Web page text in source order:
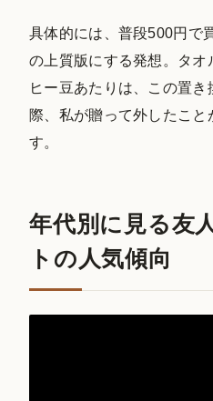
具体的には、普段500円で
の上質版にする発想。タ
ヒー豆あたりは、この置
際、私が贈って外したこ
す。
年代別に見る友
トの人気傾向